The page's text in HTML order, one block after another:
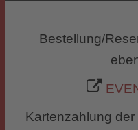
Bestellung/
Kartenzahlung